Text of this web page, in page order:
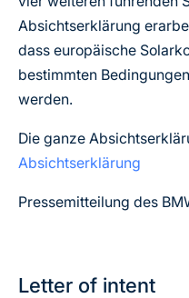
Absichtserklärung
dass europäische
bestimmten
werden.
Die ganze
Absichtserklärung
Pressemitteilung des
Letter of intent